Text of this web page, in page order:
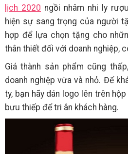
lịch 2020 ngồi nhâm nhi ly
hiện sự sang trọng của người
hợp để lựa chọn tặng cho
thân thiết đối với doanh nghiệp,
Giá thành sản phẩm cũng
doanh nghiệp vừa và nhỏ. Để
ty, bạn hãy dán logo lên trên
bưu thiếp để tri ân khách hàng.